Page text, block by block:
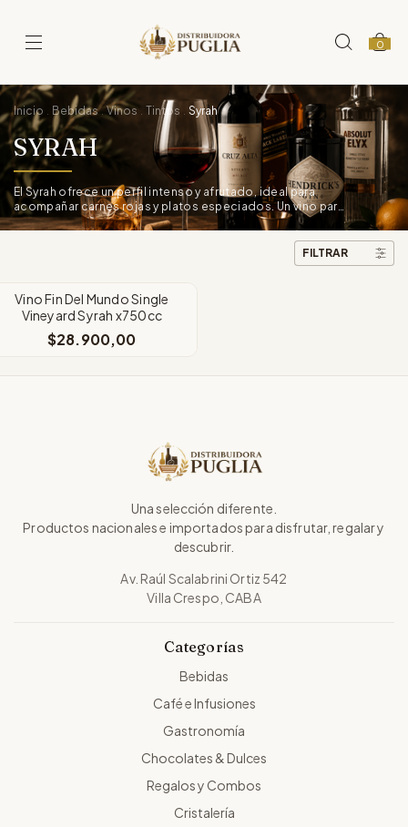
0
Inicio . Bebidas . Vinos . Tintos . Syrah
SYRAH
El Syrah ofrece un perfil intenso y afrutado, ideal para
acompañar carnes rojas y platos especiados. Un vino para
disfrutar en buena
FILTRAR
Vino Fin Del Mundo Single
Vineyard Syrah x750cc
$28.900,00
Una selección diferente.
Productos nacionales e importados para disfrutar, regalar y
descubrir.
Av. Raúl Scalabrini Ortiz 542
Villa Crespo, CABA
Categorías
Bebidas
Café e Infusiones
Gastronomía
Chocolates & Dulces
Regalos y Combos
Cristalería